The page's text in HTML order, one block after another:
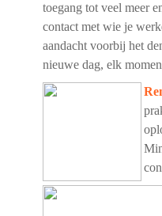
toegang tot veel meer
contact met wie je
aandacht voorbij het
nieuwe dag, elk